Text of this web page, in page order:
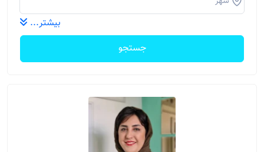
بیشتر...
جستجو